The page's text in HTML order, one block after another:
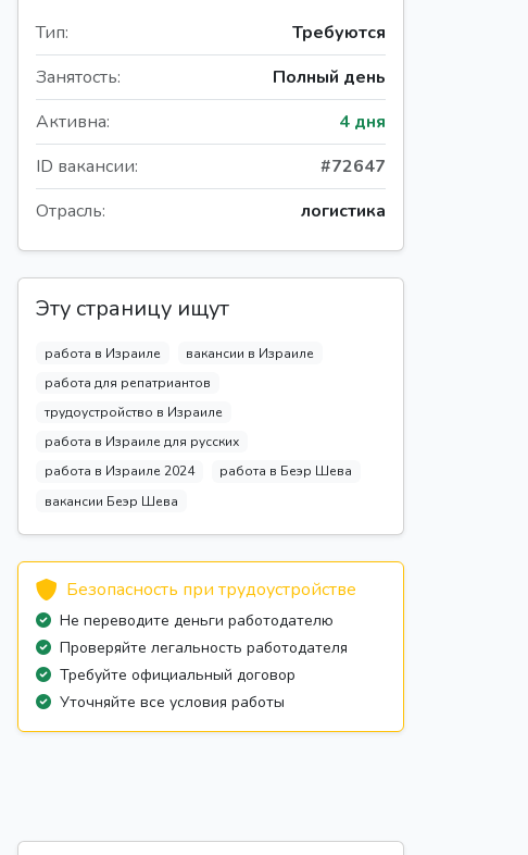
Тип:
Требуются
Занятость:
Полный день
Активна:
4 дня
ID вакансии:
#72647
Отрасль:
логистика
Эту страницу ищут
работа в Израиле
вакансии в Израиле
работа для репатриантов
трудоустройство в Израиле
работа в Израиле для русских
работа в Израиле 2024
работа в Беэр Шева
вакансии Беэр Шева
Безопасность при трудоустройстве
Не переводите деньги работодателю
Проверяйте легальность работодателя
Требуйте официальный договор
Уточняйте все условия работы